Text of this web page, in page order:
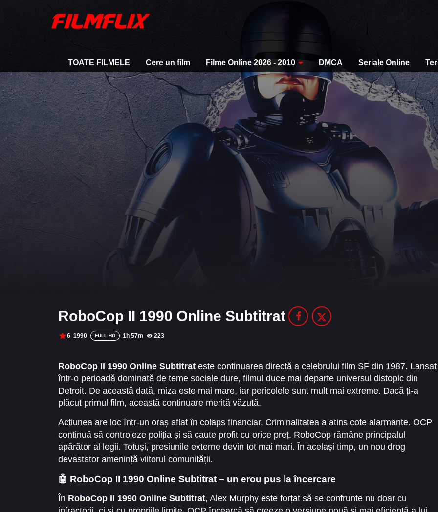
TOATE FILMELE Cere un film Filme Online 2026 - 2010 DMCA Seriale Online
RoboCop II 1990 Online Subtitrat
6 1990 FULL HD 1h 57m 223
RoboCop II 1990 Online Subtitrat este continuarea directă a celebrului film SF din 1987. Lansat
într-o perioadă dominată de teme sociale dure, filmul duce mai departe universul distopic din
Detroit. De această dată, miza este mai mare, iar pericolele sunt mult mai extreme. Dacă ți-a
plăcut primul film, această continuare merită văzută.
Acțiunea are loc într-un oraș aflat în colaps financiar. Criminalitatea a atins cote alarmante. OCP
continuă să controleze poliția și să caute profit cu orice preț. RoboCop rămâne principalul
apărător al legii. Totuși, presiunile externe devin tot mai mari. În același timp, un nou drog
devastator amenință viitorul comunității.
🤖 RoboCop II 1990 Online Subtitrat – un erou pus la încercare
În RoboCop II 1990 Online Subtitrat, Alex Murphy este forțat să se confrunte nu doar cu